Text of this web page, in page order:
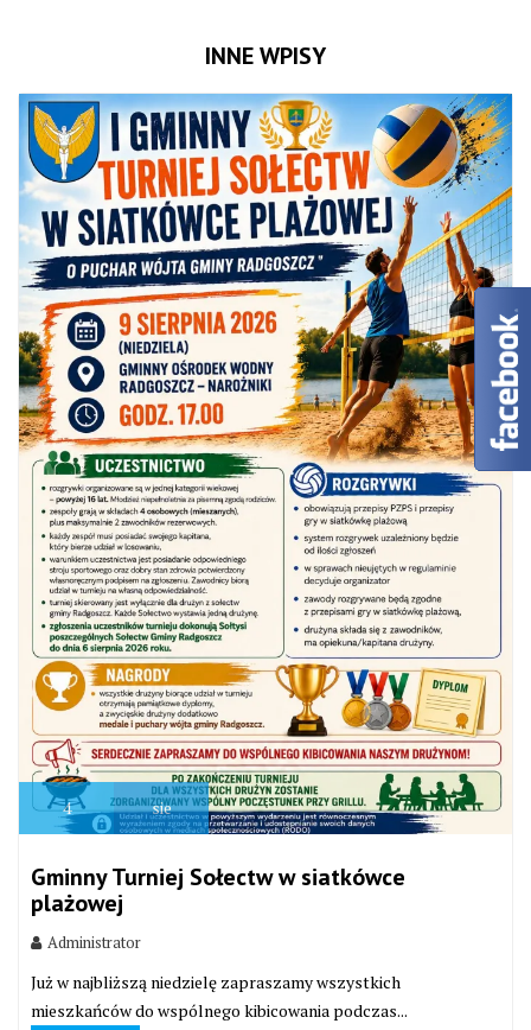
INNE WPISY
4 sie
Gminny Turniej Sołectw w siatkówce
plażowej
Administrator
Już w najbliższą niedzielę zapraszamy wszystkich
mieszkańców do wspólnego kibicowania podczas...